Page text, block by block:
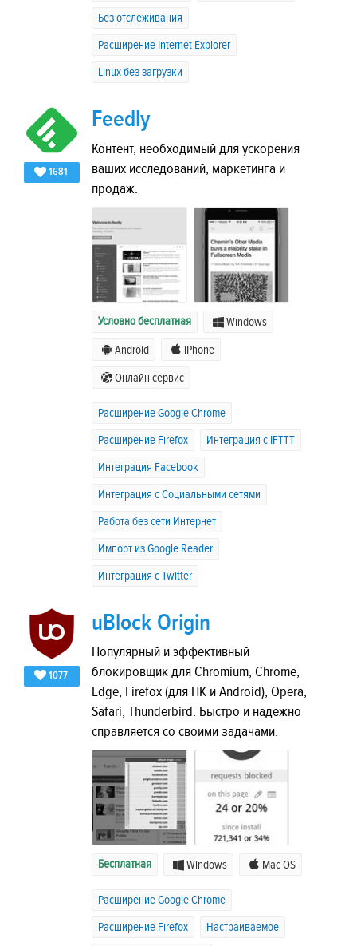
Без отслеживания
Расширение Internet Explorer
Linux без загрузки
1681
Feedly
Контент, необходимый для ускорения
ваших исследований, маркетинга и
продаж.
Условно бесплатная Windows
Android iPhone
Онлайн сервис
Расширение Google Chrome
Расширение Firefox
Интеграция с IFTTT
Интеграция Facebook
Интеграция с Социальными сетями
Работа без сети Интернет
Импорт из Google Reader
Интеграция с Twitter
1077
uBlock Origin
Популярный и эффективный
блокировщик для Chromium, Chrome,
Edge, Firefox (для ПК и Android), Opera,
Safari, Thunderbird. Быстро и надежно
справляется со своими задачами.
Бесплатная Windows Mac OS
Расширение Google Chrome
Расширение Firefox
Настраиваемое